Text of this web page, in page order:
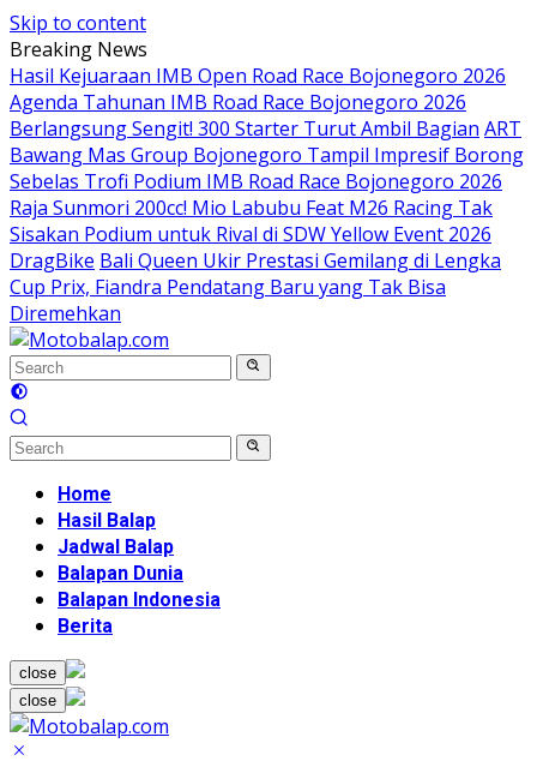
Skip to content
Breaking News
Hasil Kejuaraan IMB Open Road Race Bojonegoro 2026
Agenda Tahunan IMB Road Race Bojonegoro 2026
Berlangsung Sengit! 300 Starter Turut Ambil Bagian ART
Bawang Mas Group Bojonegoro Tampil Impresif Borong
Sebelas Trofi Podium IMB Road Race Bojonegoro 2026
Raja Sunmori 200cc! Mio Labubu Feat M26 Racing Tak
Sisakan Podium untuk Rival di SDW Yellow Event 2026
DragBike Bali Queen Ukir Prestasi Gemilang di Lengka
Cup Prix, Fiandra Pendatang Baru yang Tak Bisa
Diremehkan
Home
Hasil Balap
Jadwal Balap
Balapan Dunia
Balapan Indonesia
Berita
close
close